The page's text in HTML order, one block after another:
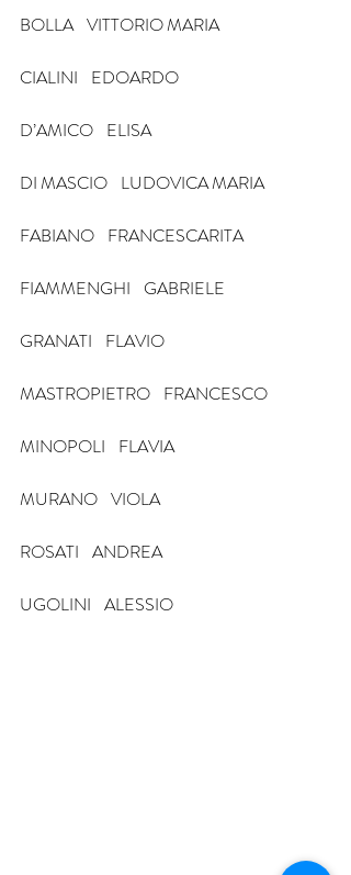
BOLLA    VITTORIO MARIA
CIALINI    EDOARDO
D’AMICO    ELISA
DI MASCIO    LUDOVICA MARIA
FABIANO    FRANCESCARITA
FIAMMENGHI    GABRIELE
GRANATI    FLAVIO
MASTROPIETRO    FRANCESCO
MINOPOLI    FLAVIA
MURANO    VIOLA
ROSATI    ANDREA
UGOLINI    ALESSIO